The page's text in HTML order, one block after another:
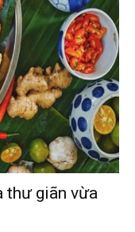
thư giãn vừa